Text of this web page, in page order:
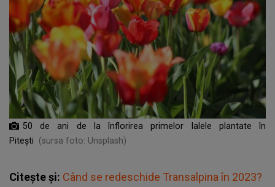
50 de ani de la înflorirea primelor lalele plantate în
Pitești
(sursa foto: Unsplash)
Citește și: Când se redeschide Transalpina în 2023?